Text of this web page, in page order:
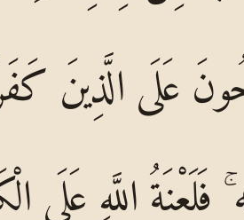
عَلَى الَّذِينَ
اللَّهِ عَلَى